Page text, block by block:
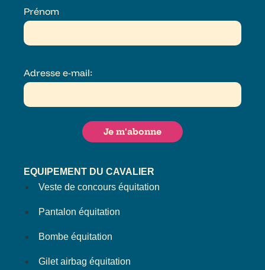
EQUIPEMENT DU CAVALIER
Veste de concours équitation
Pantalon équitation
Bombe équitation
Gilet airbag équitation
Prénom
Adresse e-mail: